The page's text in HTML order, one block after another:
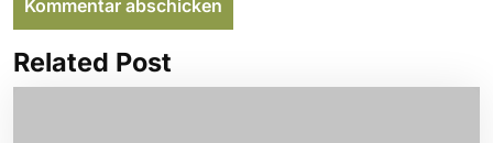
Related Post